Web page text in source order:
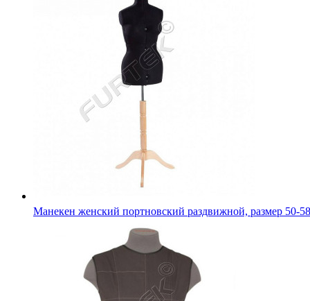
Манекен женский портновский раздвижной, размер 50-58